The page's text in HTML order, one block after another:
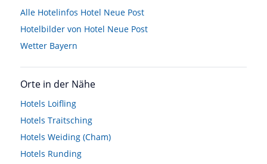
Alle Hotelinfos Hotel Neue Post
Hotelbilder von Hotel Neue Post
Wetter Bayern
Orte in der Nähe
Hotels Loifling
Hotels Traitsching
Hotels Weiding (Cham)
Hotels Runding